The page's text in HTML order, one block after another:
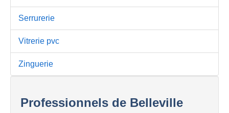
Serrurerie
Vitrerie pvc
Zinguerie
Professionnels de Belleville